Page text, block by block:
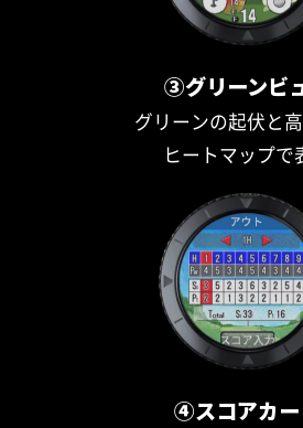
③グリーンビ
グリーンの起伏と
ヒートマップで
④スコアカー